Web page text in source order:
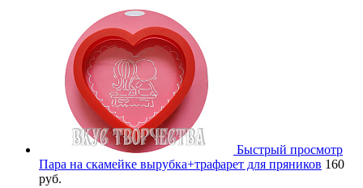
Быстрый просмотр
Пара на скамейке вырубка+трафарет для пряников 160
руб.